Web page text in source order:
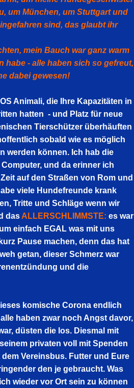
um München, um Stuttgart und
sind, das glaubt ihr
mein Bauch war ganz warm
habe - alle haben sich so gefreut,
dabei gewesen!
Animali, die Ihre Kapazitäten in
hatten - und Platz für neue
Tierschützer überhäuften
sobald wie es möglich
werden können. Ich hab die
und da erinner ich
auf den Straßen von Rom und
viele Hundefreunde krank
Tritte und Schläge wenn wir
dasALLERSCHLIMMSTE: es war
einfach EGAL was mit uns
Pause machen, denn das hat
getan, dieser Schmerz war
und die
komische Corona endlich
haben zwar noch Angst davor,
düsten die los. Diesmal mit
privaten voll mit Spenden
Vereinsbus. Futter und Eure
den je gebraucht. Was
wieder vor Ort sein zu können